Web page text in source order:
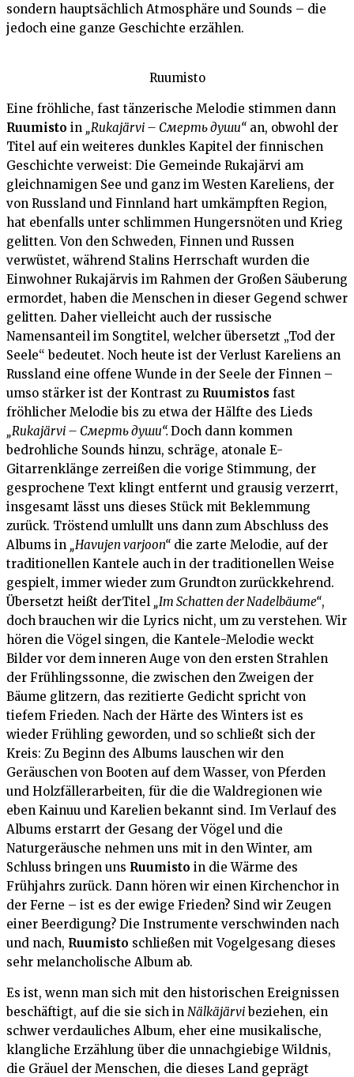
sondern hauptsächlich Atmosphäre und Sounds – die
jedoch eine ganze Geschichte erzählen.
Ruumisto
Eine fröhliche, fast tänzerische Melodie stimmen dann
Ruumisto in „Rukajärvi – Смерть души“ an, obwohl der
Titel auf ein weiteres dunkles Kapitel der finnischen
Geschichte verweist: Die Gemeinde Rukajärvi am
gleichnamigen See und ganz im Westen Kareliens, der
von Russland und Finnland hart umkämpften Region,
hat ebenfalls unter schlimmen Hungersnöten und Krieg
gelitten. Von den Schweden, Finnen und Russen
verwüstet, während Stalins Herrschaft wurden die
Einwohner Rukajärvis im Rahmen der Großen Säuberung
ermordet, haben die Menschen in dieser Gegend schwer
gelitten. Daher vielleicht auch der russische
Namensanteil im Songtitel, welcher übersetzt „Tod der
Seele“ bedeutet. Noch heute ist der Verlust Kareliens an
Russland eine offene Wunde in der Seele der Finnen –
umso stärker ist der Kontrast zu Ruumistos fast
fröhlicher Melodie bis zu etwa der Hälfte des Lieds
„Rukajärvi – Смерть души“. Doch dann kommen
bedrohliche Sounds hinzu, schräge, atonale E-
Gitarrenklänge zerreißen die vorige Stimmung, der
gesprochene Text klingt entfernt und grausig verzerrt,
insgesamt lässt uns dieses Stück mit Beklemmung
zurück. Tröstend umlullt uns dann zum Abschluss des
Albums in „Havujen varjoon“ die zarte Melodie, auf der
traditionellen Kantele auch in der traditionellen Weise
gespielt, immer wieder zum Grundton zurückkehrend.
Übersetzt heißt derTitel „Im Schatten der Nadelbäume“,
doch brauchen wir die Lyrics nicht, um zu verstehen. Wir
hören die Vögel singen, die Kantele-Melodie weckt
Bilder vor dem inneren Auge von den ersten Strahlen
der Frühlingssonne, die zwischen den Zweigen der
Bäume glitzern, das rezitierte Gedicht spricht von
tiefem Frieden. Nach der Härte des Winters ist es
wieder Frühling geworden, und so schließt sich der
Kreis: Zu Beginn des Albums lauschen wir den
Geräuschen von Booten auf dem Wasser, von Pferden
und Holzfällerarbeiten, für die die Waldregionen wie
eben Kainuu und Karelien bekannt sind. Im Verlauf des
Albums erstarrt der Gesang der Vögel und die
Naturgeräusche nehmen uns mit in den Winter, am
Schluss bringen uns Ruumisto in die Wärme des
Frühjahrs zurück. Dann hören wir einen Kirchenchor in
der Ferne – ist es der ewige Frieden? Sind wir Zeugen
einer Beerdigung? Die Instrumente verschwinden nach
und nach, Ruumisto schließen mit Vogelgesang dieses
sehr melancholische Album ab.
Es ist, wenn man sich mit den historischen Ereignissen
beschäftigt, auf die sie sich in Nälkäjärvibeziehen, ein
schwer verdauliches Album, eher eine musikalische,
klangliche Erzählung über die unnachgiebige Wildnis,
die Gräuel der Menschen, die dieses Land geprägt